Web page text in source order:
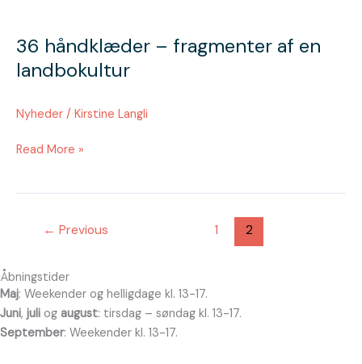
36 håndklæder – fragmenter af en
landbokultur
Nyheder / Kirstine Langli
–
fragmenter
landbokultur
Read More »
← Previous 1 2
Åbningstider
Maj: Weekender og helligdage kl. 13-17.
Juni, juli og august: tirsdag – søndag kl. 13-17.
September: Weekender kl. 13-17.